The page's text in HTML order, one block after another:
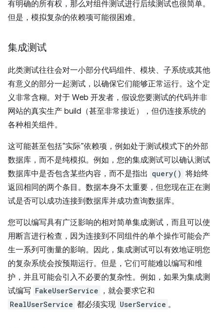
有明确的所有权，那么对组件测试进行后续测试也很简单。
但是，模拟复杂的依赖项可能很困难。
集成测试
此类测试往往会对一小部分代码组件、模块、子系统或其他
有意义的部分一起测试，以确保它们能够正常运行。这个定
义非常含糊。对于 Web 开发者，假设您要测试的代码并非
网站的真实生产 build（甚至非常接近），但仍连接系统的
各种相关组件。
这可能甚至包括“实际”依赖项，例如处于测试模式下的外部
数据库，而不是纯模拟。例如，您的集成测试可以确认测试
数据库中是否包含某些内容，而不是指出 query() 将始终
返回相同的两个条目。 数据本身不太重要，但您现在正在测
试是否可以成功连接到数据库并成功查询数据库。
您可以编写具有广泛影响的相对简单集成测试，而且可以使
用断言进行检查，因为连接到不同组件的单个操作可能会产
生一系列可衡量的影响。因此，集成测试可以有效地证明您
的复杂系统会按预期运行。但是，它们可能难以编写和维
护，并且可能会引入不必要的复杂性。例如，如果为集成测
试编写 FakeUserService ，就会要求它和
RealUserService 都必须实现 UserService 。